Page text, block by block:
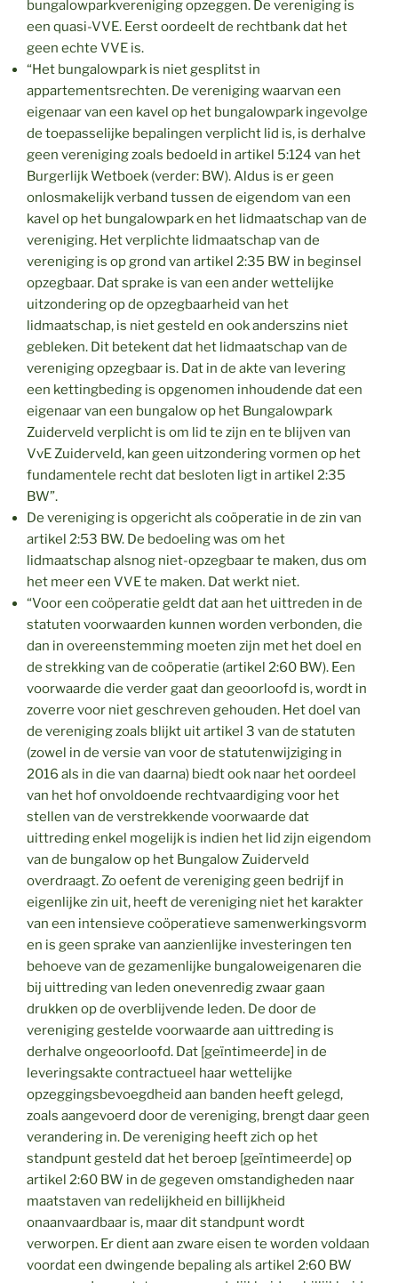
bungalowparkvereniging opzeggen. De vereniging is
een quasi-VVE. Eerst oordeelt de rechtbank dat het
geen echte VVE is.
“Het bungalowpark is niet gesplitst in
appartementsrechten. De vereniging waarvan een
eigenaar van een kavel op het bungalowpark ingevolge
de toepasselijke bepalingen verplicht lid is, is derhalve
geen vereniging zoals bedoeld in artikel 5:124 van het
Burgerlijk Wetboek (verder: BW). Aldus is er geen
onlosmakelijk verband tussen de eigendom van een
kavel op het bungalowpark en het lidmaatschap van de
vereniging. Het verplichte lidmaatschap van de
vereniging is op grond van artikel 2:35 BW in beginsel
opzegbaar. Dat sprake is van een ander wettelijke
uitzondering op de opzegbaarheid van het
lidmaatschap, is niet gesteld en ook anderszins niet
gebleken. Dit betekent dat het lidmaatschap van de
vereniging opzegbaar is. Dat in de akte van levering
een kettingbeding is opgenomen inhoudende dat een
eigenaar van een bungalow op het Bungalowpark
Zuiderveld verplicht is om lid te zijn en te blijven van
VvE Zuiderveld, kan geen uitzondering vormen op het
fundamentele recht dat besloten ligt in artikel 2:35
BW”.
De vereniging is opgericht als coöperatie in de zin van
artikel 2:53 BW. De bedoeling was om het
lidmaatschap alsnog niet-opzegbaar te maken, dus om
het meer een VVE te maken. Dat werkt niet.
“Voor een coöperatie geldt dat aan het uittreden in de
statuten voorwaarden kunnen worden verbonden, die
dan in overeenstemming moeten zijn met het doel en
de strekking van de coöperatie (artikel 2:60 BW). Een
voorwaarde die verder gaat dan geoorloofd is, wordt in
zoverre voor niet geschreven gehouden. Het doel van
de vereniging zoals blijkt uit artikel 3 van de statuten
(zowel in de versie van voor de statutenwijziging in
2016 als in die van daarna) biedt ook naar het oordeel
van het hof onvoldoende rechtvaardiging voor het
stellen van de verstrekkende voorwaarde dat
uittreding enkel mogelijk is indien het lid zijn eigendom
van de bungalow op het Bungalow Zuiderveld
overdraagt. Zo oefent de vereniging geen bedrijf in
eigenlijke zin uit, heeft de vereniging niet het karakter
van een intensieve coöperatieve samenwerkingsvorm
en is geen sprake van aanzienlijke investeringen ten
behoeve van de gezamenlijke bungaloweigenaren die
bij uittreding van leden onevenredig zwaar gaan
drukken op de overblijvende leden. De door de
vereniging gestelde voorwaarde aan uittreding is
derhalve ongeoorloofd. Dat [geïntimeerde] in de
leveringsakte contractueel haar wettelijke
opzeggingsbevoegdheid aan banden heeft gelegd,
zoals aangevoerd door de vereniging, brengt daar geen
verandering in. De vereniging heeft zich op het
standpunt gesteld dat het beroep [geïntimeerde] op
artikel 2:60 BW in de gegeven omstandigheden naar
maatstaven van redelijkheid en billijkheid
onaanvaardbaar is, maar dit standpunt wordt
verworpen. Er dient aan zware eisen te worden voldaan
voordat een dwingende bepaling als artikel 2:60 BW